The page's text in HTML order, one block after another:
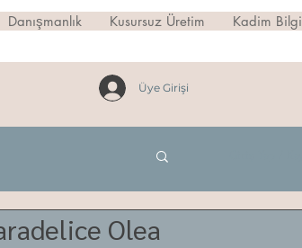
Danışmanlık Kusursuz Üretim Kadim Bilgi
Üye Girişi
Olea